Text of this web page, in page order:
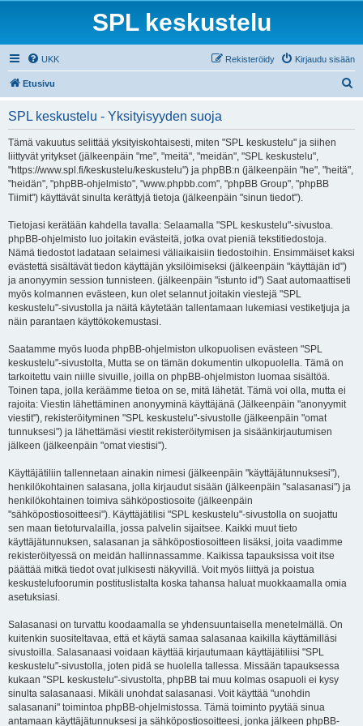
SPL keskustelu
UKK Kirjaudu sisään
Rekisteröidy
Etusivu
SPL keskustelu - Yksityisyyden suoja
Tämä vakuutus selittää yksityiskohtaisesti, miten "SPL keskustelu" ja siihen
liittyvät yritykset (jälkeenpäin "me", "meitä", "meidän", "SPL keskustelu",
"https://www.spl.fi/keskustelu/keskustelu") ja phpBB:n (jälkeenpäin "he", "heitä",
"heidän", "phpBB-ohjelmisto", "www.phpbb.com", "phpBB Group", "phpBB
Tiimit") käyttävät sinulta kerättyjä tietoja (jälkeenpäin "sinun tiedot").
Tietojasi kerätään kahdella tavalla: Selaamalla "SPL keskustelu"-sivustoa.
phpBB-ohjelmisto luo joitakin evästeitä, jotka ovat pieniä tekstitiedostoja.
Nämä tiedostot ladataan selaimesi väliaikaisiin tiedostoihin. Ensimmäiset kaksi
evästettä sisältävät tiedon käyttäjän yksilöimiseksi (jälkeenpäin "käyttäjän id")
ja anonyymin session tunnisteen. (jälkeenpäin "istunto id") Saat automaattiseti
myös kolmannen evästeen, kun olet selannut joitakin viestejä "SPL
keskustelu"-sivustolla ja näitä käytetään tallentamaan lukemiasi vestiketjuja ja
näin parantaen käyttökokemustasi.
Saatamme myös luoda phpBB-ohjelmiston ulkopuolisen evästeen "SPL
keskustelu"-sivustolta, Mutta se on tämän dokumentin ulkopuolella. Tämä on
tarkoitettu vain niille sivuille, joilla on phpBB-ohjelmiston luomaa sisältöä.
Toinen tapa, jolla keräämme tietoa on se, mitä lähetät. Tämä voi olla, mutta ei
rajoita: Viestin lähettäminen anonyyminä käyttäjänä (Jälkeenpäin "anonyymit
viestit"), rekisteröityminen "SPL keskustelu"-sivustolle (jälkeenpäin "omat
tunnuksesi") ja lähettämäsi viestit rekisteröitymisen ja sisäänkirjautumisen
jälkeen (jälkeenpäin "omat viestisi").
Käyttäjätiliin tallennetaan ainakin nimesi (jälkeenpäin "käyttäjätunnuksesi"),
henkilökohtainen salasana, jolla kirjaudut sisään (jälkeenpäin "salasanasi") ja
henkilökohtainen toimiva sähköpostiosoite (jälkeenpäin
"sähköpostiosoitteesi"). Käyttäjätilisi "SPL keskustelu"-sivustolla on suojattu
sen maan tietoturvalailla, jossa palvelin sijaitsee. Kaikki muut tieto
käyttäjätunnuksen, salasanan ja sähköpostiosoitteen lisäksi, joita vaadimme
rekisteröityessä on meidän hallinnassamme. Kaikissa tapauksissa voit itse
päättää mitkä tiedot ovat julkisesti näkyvillä. Voit myös liittyä ja poistua
keskustelufoorumin postituslistalta koska tahansa haluat muokkaamalla omia
asetuksiasi.
Salasanasi on turvattu koodaamalla se yhdensuuntaisella menetelmällä. On
kuitenkin suositeltavaa, että et käytä samaa salasanaa kaikilla käyttämilläsi
sivustoilla. Salasanaasi voidaan käyttää kirjautumaan käyttäjätiliisi "SPL
keskustelu"-sivustolla, joten pidä se huolella tallessa. Missään tapauksessa
kukaan "SPL keskustelu"-sivustolta, phpBB tai muu kolmas osapuoli ei kysy
sinulta salasanaasi. Mikäli unohdat salasanasi. Voit käyttää "unohdin
salasanani" toimintoa phpBB-ohjelmistossa. Tämä toiminto pyytää sinua
antamaan käyttäjätunnuksesi ja sähköpostiosoitteesi, jonka jälkeen phpBB-